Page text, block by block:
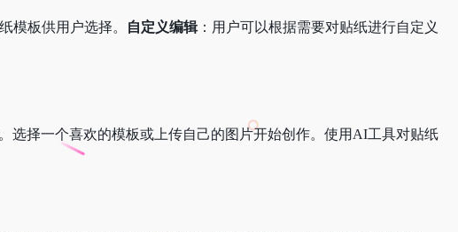
模板供用户选择。 自定义编辑：用户可以根据需要对贴纸进行自定义
选择一个喜欢的模板或上传自己的图片开始创作。使用AI工具对贴纸